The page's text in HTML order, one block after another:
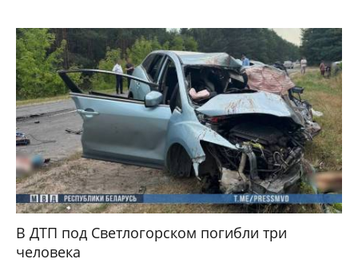
В ДТП под Светлогорском погибли три
человека